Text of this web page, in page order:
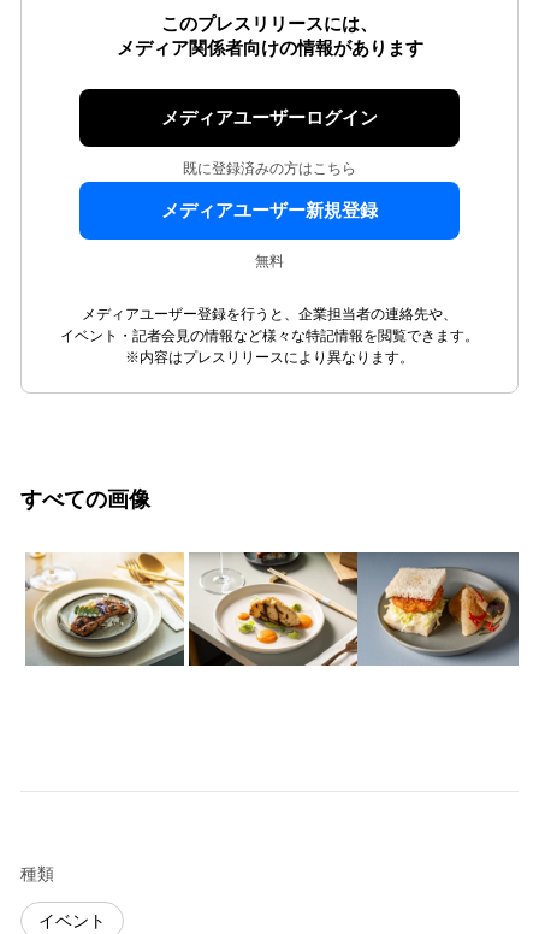
このプレスリリースには、
メディア関係者向けの情報があります
メディアユーザーログイン
既に登録済みの方はこちら
メディアユーザー新規登録
無料
メディアユーザー登録を行うと、企業担当者の連絡先や、
イベント・記者会見の情報など様々な特記情報を閲覧できます。
※内容はプレスリリースにより異なります。
すべての画像
種類
イベント